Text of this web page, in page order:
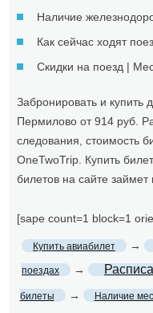
Наличие
Как сейчас ходят
Скидки на поезд |
Забронировать и
Пермилово от 914 руб.
следования, стоимость
OneTwoTrip. Купить
билетов на сайте
[sape count=1 block=1
Купить авиабилет →
поездах →
билеты → Наличие